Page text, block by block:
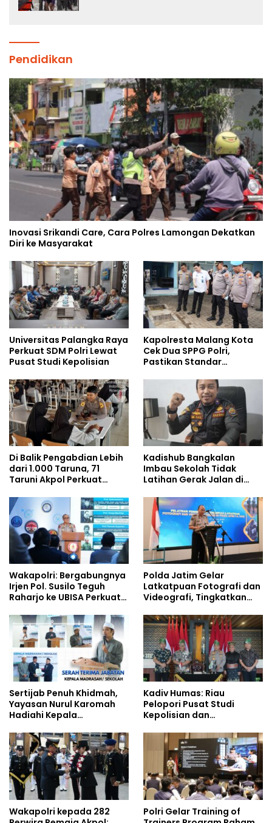
Pendidikan
Inovasi Srikandi Care, Cara Polres Lamongan Dekatkan
Diri ke Masyarakat
Universitas Palangka Raya
Perkuat SDM Polri Lewat
Pusat Studi Kepolisian
Kapolresta Malang Kota
Cek Dua SPPG Polri,
Pastikan Standar
Pengelolaan Limbah
Berjalan Optimal
Di Balik Pengabdian Lebih
dari 1.000 Taruna, 71
Taruni Akpol Perkuat
Siswa Sekolah Rakyat
Kadishub Bangkalan
Imbau Sekolah Tidak
Latihan Gerak Jalan di
Wakapolri: Bergabungnya
Irjen Pol. Susilo Teguh
Raharjo ke UBISA Perkuat
Studi Kepolisian
Polda Jatim Gelar
Latkatpuan Fotografi dan
Videografi, Tingkatkan
Era Digital
Sertijab Penuh Khidmah,
Yayasan Nurul Karomah
Hadiahi Kepala
Umrah
Kadiv Humas: Riau
Pelopori Pusat Studi
Kepolisian dan
Policing Masuki Babak
Wakapolri kepada 282
Polri Gelar Training of